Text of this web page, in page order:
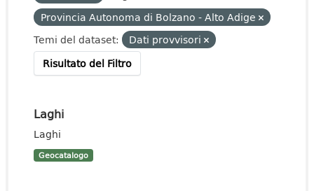
Provincia Autonoma di Bolzano - Alto Adige
Temi del dataset:
Dati provvisori
Risultato del Filtro
Laghi
Laghi
Geocatalogo